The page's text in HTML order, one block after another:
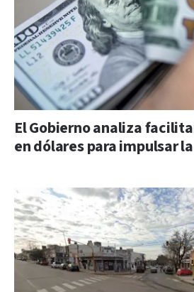
El Gobierno analiza
en dólares para impulsar